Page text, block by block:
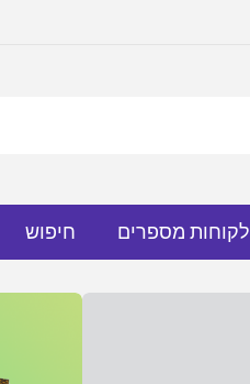
לקוחות מספרים חיפוש